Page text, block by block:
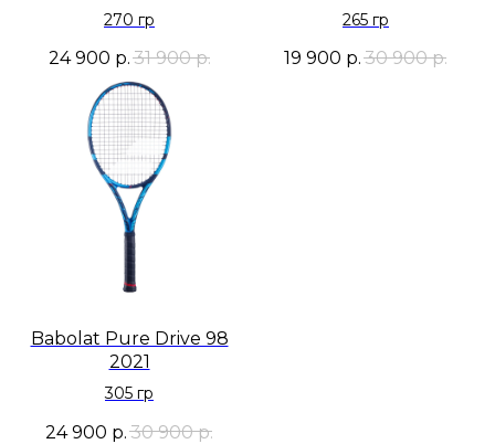
270 гр
24 900 р.31 900 р.
265 гр
19 900 р. 30 900 р.
Babolat Pure Drive 98
2021
305 гр
24 900 р. 30 900 р.